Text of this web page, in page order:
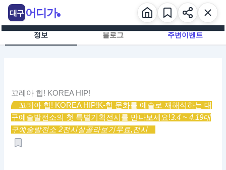
츠
정보 블로그 주변이벤트
꼬레아 힙! KOREA HIP!
꼬레아 힙! KOREA HIP!K-힙 문화를 예술로 재해석하는 대
구예술발전소의 첫 특별기획전시를 만나보세요!3.4 ~ 4.19대
구예술발전소 2전시실골라보기무료,전시
대구 어디가